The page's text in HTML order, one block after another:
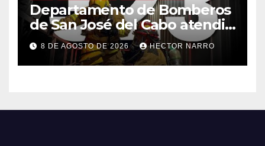
Departamento de Bomberos
de San José del Cabo atendió
323 emergencias durante
julio
8 DE AGOSTO DE 2026 HECTOR NARRO